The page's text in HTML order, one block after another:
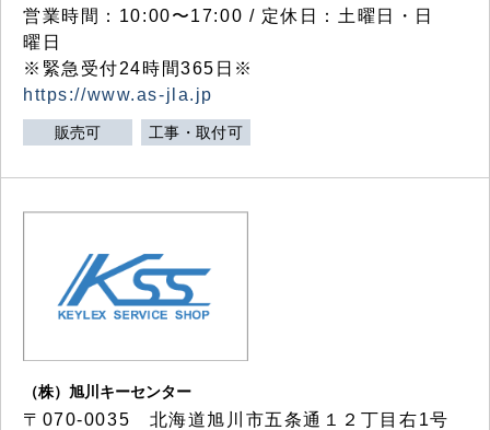
営業時間：10:00〜17:00 / 定休日：土曜日・日
曜日
※緊急受付24時間365日※
https://www.as-jla.jp
販売可 工事・取付可
（株）旭川キーセンター
〒070-0035 北海道旭川市五条通１２丁目右1号